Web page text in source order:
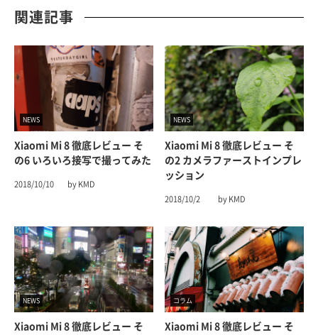
関連記事
NEWS
Xiaomi Mi 8 徹底レビュー そ
の6 いろいろ接写で撮ってみた
2018/10/10 by KMD
NEWS
Xiaomi Mi 8 徹底レビュー そ
の2 カメラファーストインプレ
ッション
2018/10/2 by KMD
NEWS
Xiaomi Mi 8 徹底レビュー そ
コラム
Xiaomi Mi 8 徹底レビュー そ